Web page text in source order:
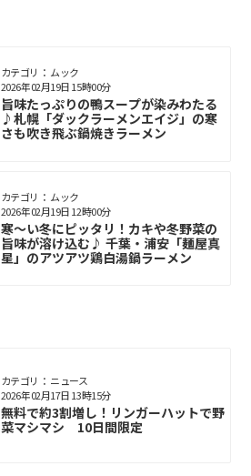
カテゴリ： ムック
旨味たっぷりの鴨スープが染みわたる
♪札幌「ダックラーメンエイジ」の寒
さも吹き飛ぶ鍋焼きラーメン
2026年02月19日 15時00分
カテゴリ： ムック
寒～い冬にピッタリ！カキや冬野菜の
旨味が溶け込む♪ 千葉・浦安「麺屋真
星」のアツアツ鶏白湯鍋ラーメン
2026年02月19日 12時00分
カテゴリ： ニュース
無料で約3割増し！リンガーハットで野
菜マシマシ 10日間限定
2026年02月17日 13時15分